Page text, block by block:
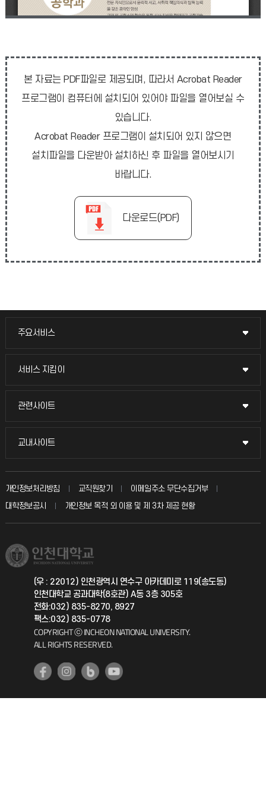
본 자료는 PDF파일로 제공되며, 따라서 Acrobat Reader
프로그램이 컴퓨터에 설치되어 있어야 파일을 열어보실 수
있습니다.
Acrobat Reader 프로그램이 설치되어 있지 않으면
설치파일을 다운받아 설치하신 후 파일을 열어보시기
바랍니다.
다운로드(PDF)
주요서비스
주요서비스
교무회의방송
입학안내
취업정보(학생)
서비스 지킴이
서비스 지킴이
묻고 답하기
칭찬마당
학생서비스 지킴이
관련사이트
관련사이트
국방헬프콜
총동문회
교내사이트
교내사이트
교수회
교육혁신본부
국제지원과
공자아카데미
기초교육원
개인정보처리방침 교직원찾기
이메일주소 무단수집거부
대학정보공시
개인정보 목적 외 이용 및 제 3차 제공 현황
(우 : 22012) 인천광역시 연수구 아카데미로 119(송도동)
인천대학교 공과대학(8호관) A동 3층 305호
전화:032) 835-8270, 8927
팩스:032) 835-0778
COPYRIGHT ⓒ INCHEON NATIONAL UNIVERSITY.
ALL RIGHTS RESERVED.